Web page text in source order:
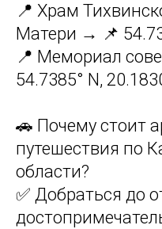
📍 Храм
Матери → 📌
📍 Мемориал
54.7385° N,
🚗 Почему стоит
путешествия по
области?
✅ Добраться до